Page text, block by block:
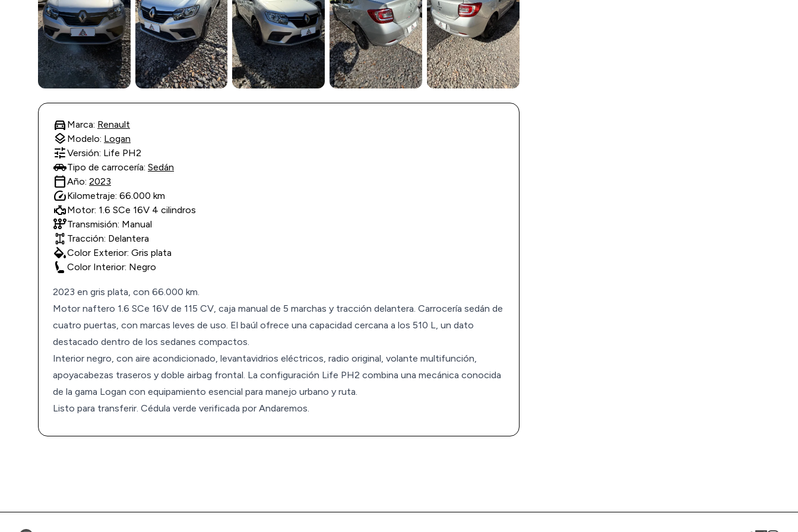
directions_car Marca: Renault
layers Modelo: Logan
tuneVersión: Life PH2
Tipo de carrocería: Sedán
calendar_todayAño: 2023
speedKilometraje: 66.000 km
Motor: 1.6 SCe 16V 4 cilindros
auto_transmissionTransmisión: Manual
Tracción: Delantera
colorsColor Exterior: Gris plata
Color Interior: Negro
2023 en gris plata, con 66.000 km.
Motor naftero 1.6 SCe 16V de 115 CV, caja manual de 5 marchas y tracción delantera. Carrocería sedán de
cuatro puertas, con marcas leves de uso. El baúl ofrece una capacidad cercana a los 510 L, un dato
destacado dentro de los sedanes compactos.
Interior negro, con aire acondicionado, levantavidrios eléctricos, radio original, volante multifunción,
apoyacabezas traseros y doble airbag frontal. La configuración Life PH2 combina una mecánica conocida
de la gama Logan con equipamiento esencial para manejo urbano y ruta.
Listo para transferir. Cédula verde verificada por Andaremos.